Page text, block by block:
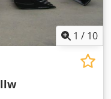
1 / 10